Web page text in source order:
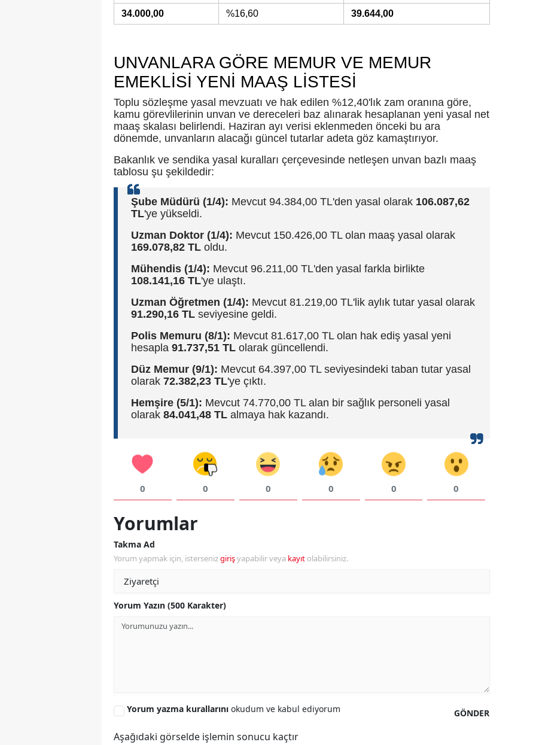
Trabzon
Yalova
34.000,00 %16,60 39.644,00
UNVANLARA GÖRE MEMUR VE MEMUR
EMEKLİSİ YENİ MAAŞ LİSTESİ
Toplu sözleşme yasal mevzuatı ve hak edilen %12,40'lık zam oranına göre,
kamu görevlilerinin unvan ve dereceleri baz alınarak hesaplanan yeni yasal net
maaş skalası belirlendi. Haziran ayı verisi eklenmeden önceki bu ara
dönemde, unvanların alacağı güncel tutarlar adeta göz kamaştırıyor.
Bakanlık ve sendika yasal kuralları çerçevesinde netleşen unvan bazlı maaş
tablosu şu şekildedir:
Şube Müdürü (1/4): Mevcut 94.384,00 TL'den yasal olarak 106.087,62
TL'ye yükseldi.
Uzman Doktor (1/4): Mevcut 150.426,00 TL olan maaş yasal olarak
169.078,82 TL oldu.
Mühendis (1/4): Mevcut 96.211,00 TL'den yasal farkla birlikte
108.141,16 TL'ye ulaştı.
Uzman Öğretmen (1/4): Mevcut 81.219,00 TL'lik aylık tutar yasal olarak
91.290,16 TL seviyesine geldi.
Polis Memuru (8/1): Mevcut 81.617,00 TL olan hak ediş yasal yeni
hesapla 91.737,51 TL olarak güncellendi.
Düz Memur (9/1): Mevcut 64.397,00 TL seviyesindeki taban tutar yasal
olarak 72.382,23 TL'ye çıktı.
Hemşire (5/1): Mevcut 74.770,00 TL alan bir sağlık personeli yasal
olarak 84.041,48 TL almaya hak kazandı.
0 0 0 0 0 0
Yorumlar
Takma Ad
Yorum yapmak için, istersenizgirişyapabilir veya kayıt olabilirsiniz.
Yorum Yazın (500 Karakter)
GÖNDER
Yorum yazma kurallarını okudum ve kabul ediyorum
Aşağıdaki görselde işlemin sonucu kaçtır